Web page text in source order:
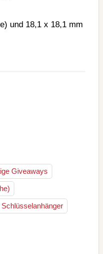
und 18,1 x 18,1 mm
Giveaways
Schlüsselanhänger